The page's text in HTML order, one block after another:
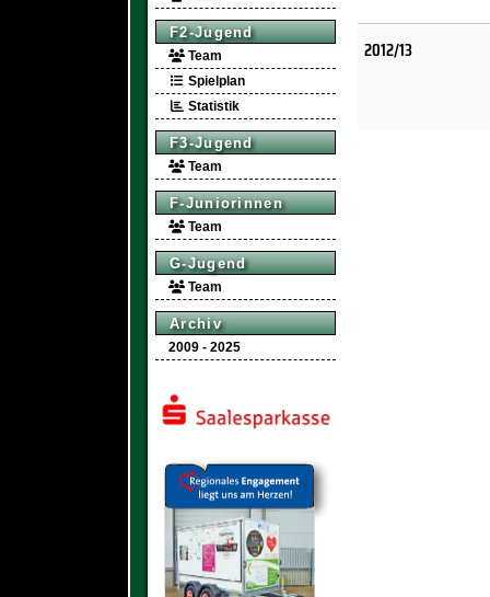
F2-Jugend
Team
Spielplan
Statistik
F3-Jugend
Team
F-Juniorinnen
Team
G-Jugend
Team
Archiv
2009 - 2025
2012/13